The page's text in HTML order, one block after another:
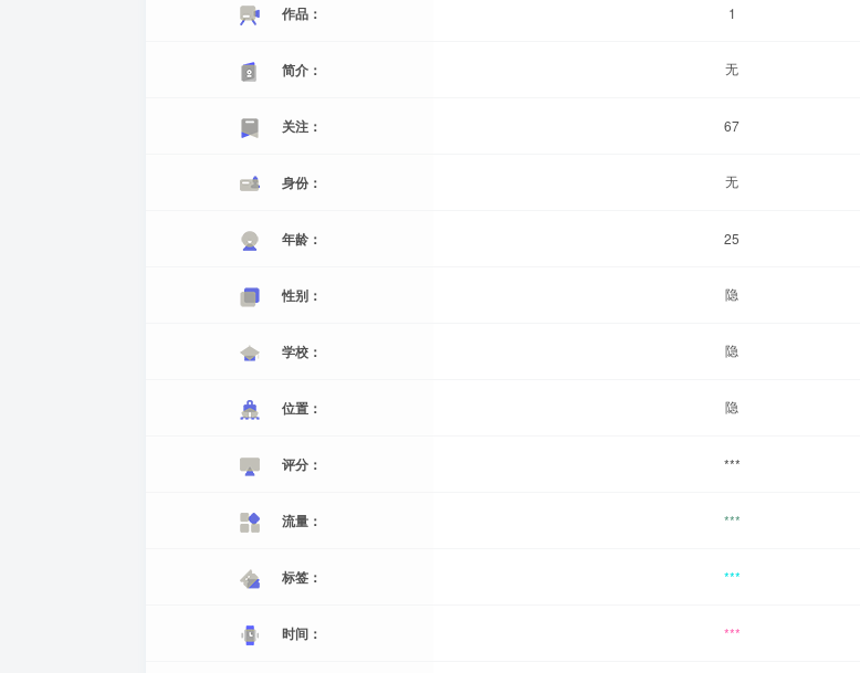
作品： 1
简介： 无
关注： 67
身份： 无
年龄： 25
性别： 隐
学校： 隐
位置： 隐
评分： ***
流量： ***
标签： ***
时间： ***